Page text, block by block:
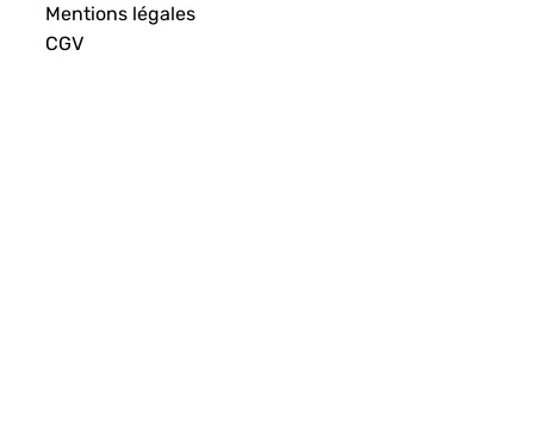
Mentions légales
CGV